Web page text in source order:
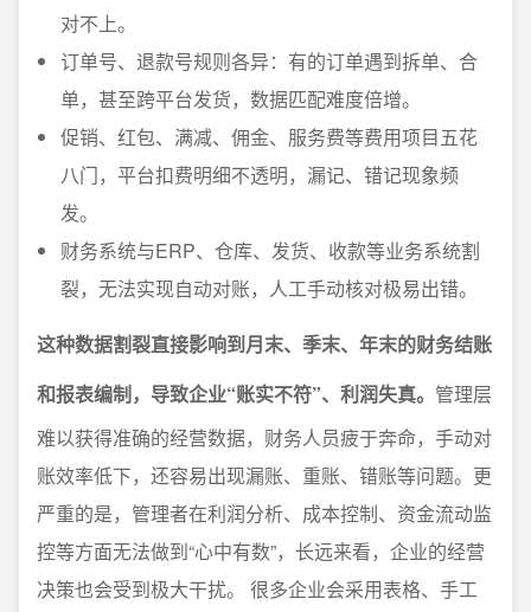
对不上。
订单号、退款号规则各异：有的订单遇到拆单、合
单，甚至跨平台发货，数据匹配难度倍增。
促销、红包、满减、佣金、服务费等费用项目五花
八门，平台扣费明细不透明，漏记、错记现象频
发。
财务系统与ERP、仓库、发货、收款等业务系统割
裂，无法实现自动对账，人工手动核对极易出错。
这种数据割裂直接影响到月末、季末、年末的财务结账
和报表编制，导致企业“账实不符”、利润失真。 管理层
难以获得准确的经营数据，财务人员疲于奔命，手动对
账效率低下，还容易出现漏账、重账、错账等问题。更
严重的是，管理者在利润分析、成本控制、资金流动监
控等方面无法做到“心中有数”，长远来看，企业的经营
决策也会受到极大干扰。 很多企业会采用表格、手工